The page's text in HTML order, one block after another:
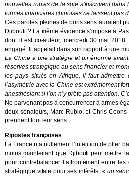
nouvelles routes de la soie s’inscrivent
formes financières chinoises ne laissent pas
Ces paroles pleines de bons sens auraient
Djibouti ? La même évidence s’impose à
dont il est co-auteur, mercredi 30 mai
engagé. Il appelait dans son rapport à une
La Chine a une stratégie et un énorme
réserves stratégique au sens financier et
les pays situés en Afrique, il faut admettre
l’asymétrie avec la Chine est extrêmement
anesthésiant si l’on n’y prête pas attention.
Ne parvenant pas à concurrencer à armes
deux sénateurs, Marc Rubio, et Chris Coons
prennent tout leur sens.
Ripostes françaises
La France n’a nullement l’intention de plier
moins maintenant que Djibouti peut mettre
pour contrebalancer l’affrontement entre
stratégique vitale pour ses intérêts, « un